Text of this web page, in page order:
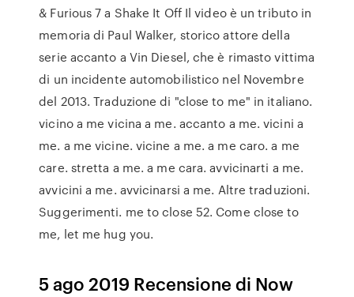
& Furious 7 a Shake It Off Il video è un tributo in
memoria di Paul Walker, storico attore della
serie accanto a Vin Diesel, che è rimasto vittima
di un incidente automobilistico nel Novembre
del 2013. Traduzione di "close to me" in italiano.
vicino a me vicina a me. accanto a me. vicini a
me. a me vicine. vicine a me. a me caro. a me
care. stretta a me. a me cara. avvicinarti a me.
avvicini a me. avvicinarsi a me. Altre traduzioni.
Suggerimenti. me to close 52. Come close to
me, let me hug you.
5 ago 2019 Recensione di Now